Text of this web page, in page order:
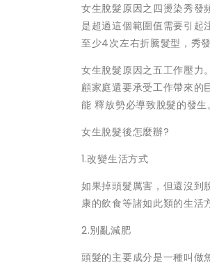
女生脫髮原因之四燙染秀發
是超過這個範圍值需要引起
至少4次左右折騰髮型，秀
女生脫髮原因之五工作壓力
顧家庭還要承受工作帶來的
能 釋放勢必導致脫髮的發生。
女生脫髮後怎麼辦?
1.改變生活方式
如果掉頭髮厲害，但還沒到
康的飲食等諸如此類的生活
2.別亂減肥
頭髮的主要成分是一種叫做